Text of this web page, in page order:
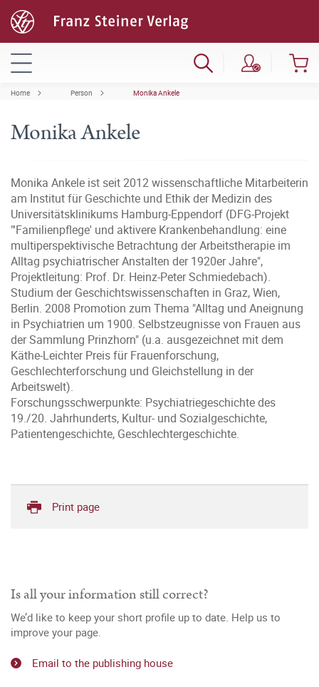
Home Person Monika Ankele
Monika Ankele
Monika Ankele ist seit 2012 wissenschaftliche Mitarbeiterin
am Institut für Geschichte und Ethik der Medizin des
Universitätsklinikums Hamburg-Eppendorf (DFG-Projekt
"'Familienpflege' und aktivere Krankenbehandlung: eine
multiperspektivische Betrachtung der Arbeitstherapie im
Alltag psychiatrischer Anstalten der 1920er Jahre",
Projektleitung: Prof. Dr. Heinz-Peter Schmiedebach).
Studium der Geschichtswissenschaften in Graz, Wien,
Berlin. 2008 Promotion zum Thema "Alltag und Aneignung
in Psychiatrien um 1900. Selbstzeugnisse von Frauen aus
der Sammlung Prinzhorn" (u.a. ausgezeichnet mit dem
Käthe-Leichter Preis für Frauenforschung,
Geschlechterforschung und Gleichstellung in der
Arbeitswelt).
Forschungsschwerpunkte: Psychiatriegeschichte des
19./20. Jahrhunderts, Kultur- und Sozialgeschichte,
Patientengeschichte, Geschlechtergeschichte.
Print page
Is all your information still correct?
We’d like to keep your short profile up to date. Help us to
improve your page.
Email to the publishing house